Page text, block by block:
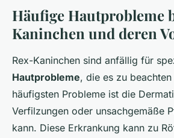
Häufige Hautprobleme
Kaninchen und deren
Rex-Kaninchen sind anfällig für
Hautprobleme, die es zu
häufigsten Probleme ist die
Verfilzungen oder unsachgemäße
kann. Diese Erkrankung kann zu